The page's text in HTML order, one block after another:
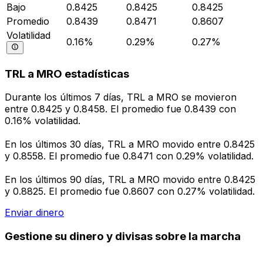
Bajo
0.8425 0.8425
0.8425
Promedio
0.8439 0.8471
0.8607
Volatilidad
0.16% 0.29% 0.27%
TRL a MRO estadísticas
Durante los últimos 7 días, TRL a MRO se movieron
entre 0.8425 y 0.8458. El promedio fue 0.8439 con
0.16% volatilidad.
En los últimos 30 días, TRL a MRO movido entre 0.8425
y 0.8558. El promedio fue 0.8471 con 0.29% volatilidad.
En los últimos 90 días, TRL a MRO movido entre 0.8425
y 0.8825. El promedio fue 0.8607 con 0.27% volatilidad.
Enviar dinero
Gestione su dinero y divisas sobre la marcha